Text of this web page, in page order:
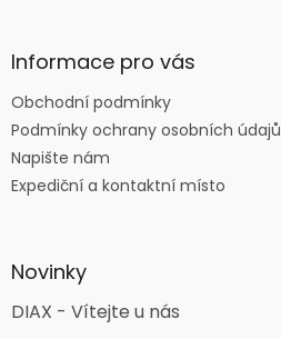
Informace pro vás
Obchodní podmínky
Podmínky ochrany osobních údajů
Napište nám
Expediční a kontaktní místo
Novinky
DIAX - Vítejte u nás